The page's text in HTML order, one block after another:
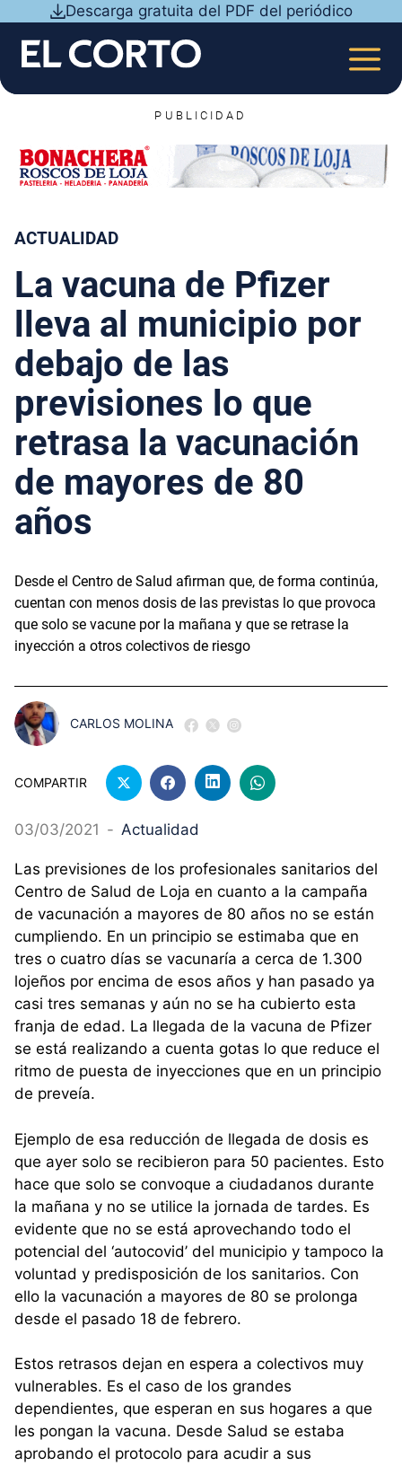
contenido
Descarga gratuita del PDF del periódico
PUBLICIDAD
ACTUALIDAD
La vacuna de Pfizer
lleva al municipio por
debajo de las
previsiones lo que
retrasa la vacunación
de mayores de 80
años
Desde el Centro de Salud afirman que, de forma continúa,
cuentan con menos dosis de las previstas lo que provoca
que solo se vacune por la mañana y que se retrase la
inyección a otros colectivos de riesgo
CARLOS MOLINA
COMPARTIR
03/03/2021 - Actualidad
Las previsiones de los profesionales sanitarios del
Centro de Salud de Loja en cuanto a la campaña
de vacunación a mayores de 80 años no se están
cumpliendo. En un principio se estimaba que en
tres o cuatro días se vacunaría a cerca de 1.300
lojeños por encima de esos años y han pasado ya
casi tres semanas y aún no se ha cubierto esta
franja de edad. La llegada de la vacuna de Pfizer
se está realizando a cuenta gotas lo que reduce el
ritmo de puesta de inyecciones que en un principio
de preveía.
Ejemplo de esa reducción de llegada de dosis es
que ayer solo se recibieron para 50 pacientes. Esto
hace que solo se convoque a ciudadanos durante
la mañana y no se utilice la jornada de tardes. Es
evidente que no se está aprovechando todo el
potencial del ‘autocovid’ del municipio y tampoco la
voluntad y predisposición de los sanitarios. Con
ello la vacunación a mayores de 80 se prolonga
desde el pasado 18 de febrero.
Estos retrasos dejan en espera a colectivos muy
vulnerables. Es el caso de los grandes
dependientes, que esperan en sus hogares a que
les pongan la vacuna. Desde Salud se estaba
aprobando el protocolo para acudir a sus